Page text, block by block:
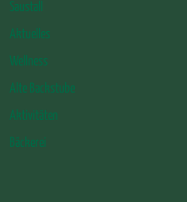
Saustall
Aktuelles
Wellness
Alte Backstube
Aktivitäten
Bäckerei